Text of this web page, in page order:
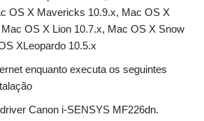
OS X Mavericks 10.9.x, Mac OS X
OS X Lion 10.7.x, Mac OS X Snow
XLeopardo 10.5.x
enquanto executa os seguintes
Canon i-SENSYS MF226dn.